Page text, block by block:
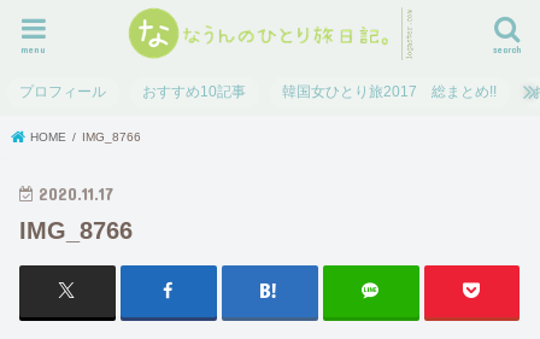
search
menu
プロフィール おすすめ10記事 韓国女ひとり旅2017 総まとめ!!
HOME IMG_8766
2020.11.17
IMG_8766